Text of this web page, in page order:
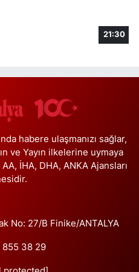
57A Esentepe Taksi
dönünce Sönmez Et'in üç
Al
Al
21:30
habere ulaşmanızı sağlar,
ve Yayın ilkelerine uymaya
İHA, DHA, ANKA Ajansları
No: 27/B Finike/ANTALYA
855 38 29